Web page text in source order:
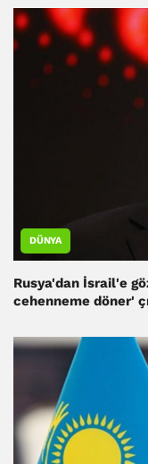
DÜNYA
Rusya'dan İsrail'e
cehenneme döner'